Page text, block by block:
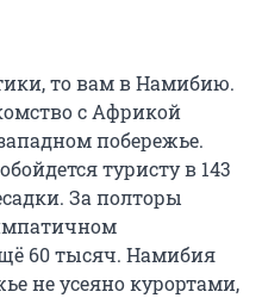
то вам в Намибию.
с Африкой
побережье.
туристу в 143
За полторы
60 тысяч. Намибия
не усеяно курортами,